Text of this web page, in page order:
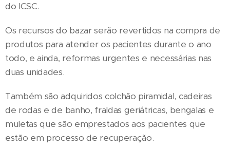
do ICSC.
Os recursos do bazar serão revertidos na compra de
produtos para atender os pacientes durante o ano
todo, e ainda, reformas urgentes e necessárias nas
duas unidades.
Também são adquiridos colchão piramidal, cadeiras
de rodas e de banho, fraldas geriátricas, bengalas e
muletas que são emprestados aos pacientes que
estão em processo de recuperação.